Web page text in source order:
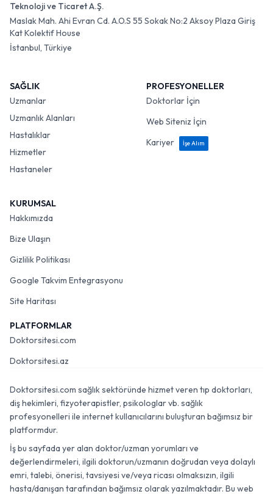
Teknoloji ve Ticaret A.Ş.
Maslak Mah. Ahi Evran Cd. A.O.S 55 Sokak No:2 Aksoy Plaza Giriş
Kat Kolektif House
İstanbul, Türkiye
SAĞLIK
Uzmanlar
Uzmanlık Alanları
Hastalıklar
Hizmetler
Hastaneler
PROFESYONELLER
Doktorlar İçin
Web Siteniz İçin
Kariyer
İşe Alım
KURUMSAL
Hakkımızda
Bize Ulaşın
Gizlilik Politikası
Google Takvim Entegrasyonu
Site Haritası
PLATFORMLAR
Doktorsitesi.com
Doktorsitesi.az
Doktorsitesi.com sağlık sektöründe hizmet veren tıp doktorları,
diş hekimleri, fizyoterapistler, psikologlar vb. sağlık
profesyonelleri ile internet kullanıcılarını buluşturan bağımsız bir
platformdur.
İş bu sayfada yer alan doktor/uzman yorumları ve
değerlendirmeleri, ilgili doktorun/uzmanın doğrudan veya dolaylı
emri, talebi, önerisi, tavsiyesi ve/veya ricası olmaksızın, ilgili
hasta/danışan tarafından bağımsız olarak yazılmaktadır. Bu web